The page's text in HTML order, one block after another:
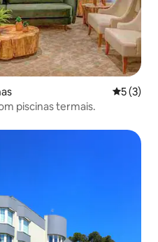
5 de
5 (3)
piscinas termais.
hóspedes